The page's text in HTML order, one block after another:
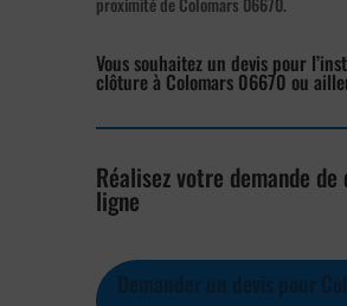
Vous souhaitez un devis pour
clôture à Colomars 06670 ou
Réalisez votre demande de
ligne